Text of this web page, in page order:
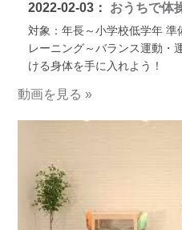
2022-02-03： おうちで体
対象：年長～小学校低学年 準
レーニング～バランス運動・
ける身体を手に入れよう！
動画を見る »